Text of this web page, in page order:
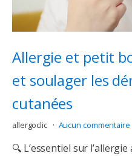
Allergie et petit
et soulager les
cutanées
allergoclic Aucun commentaire
🔍 L’essentiel sur